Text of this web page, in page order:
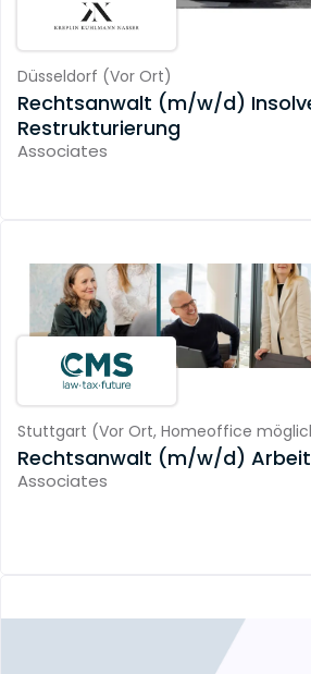
Düsseldorf (Vor Ort)
Rechtsanwalt (m/w/d)
Restrukturierung
Associates
Stuttgart (Vor Ort, Homeoffice
Rechtsanwalt (m/w/d)
Associates